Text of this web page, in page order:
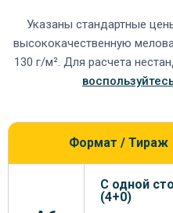
Указаны стандартные
высококачественную
130 г/м². Для расчета
Формат / Тираж
С одной
(4+0)